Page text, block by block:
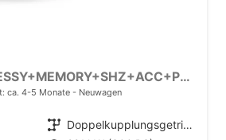
VZ KAMERA+KESSY+MEMORY+SHZ+ACC+PDC+LED+19" ALU
ca. 4-5 Monate Neuwagen
Getriebe
Doppelkupplungsgetriebe (DSG)